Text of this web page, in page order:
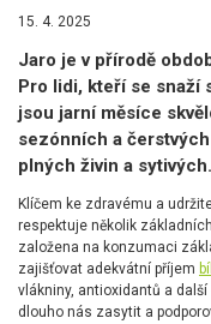
15. 4. 2025
Jaro je v přírodě
Pro lidi, kteří se snaží
jsou jarní měsíce
sezónních a
plných živin a sytivých.
Klíčem ke zdravému a
respektuje několik
založena na konzumaci
zajišťovat adekvátní příjem
vlákniny, antioxidantů a
dlouho nás zasytit a